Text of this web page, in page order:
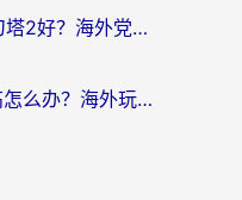
在国外用什么加速器打刀塔2好？海外党国服游戏加速避坑指南
在国外玩300英雄延迟高怎么办？海外玩家亲测有效的加速器选择指南